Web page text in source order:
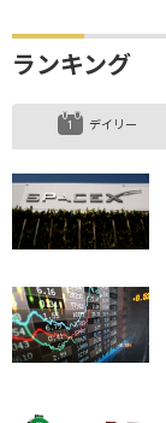
ランキング
デイリー